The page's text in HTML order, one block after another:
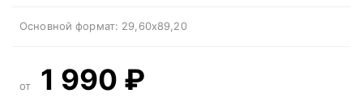
Основной формат: 29,60x89,20
от 1 990 ₽